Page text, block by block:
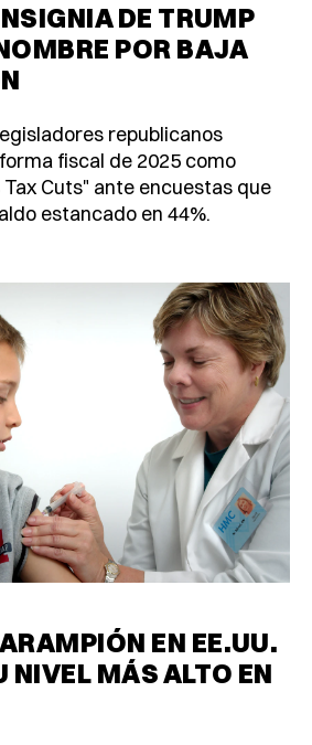
DE TRUMP
POR BAJA
republicanos
fiscal de 2025 como
Cuts" ante encuestas que
estancado en 44%.
EN EE.UU.
NIVEL MÁS ALTO EN